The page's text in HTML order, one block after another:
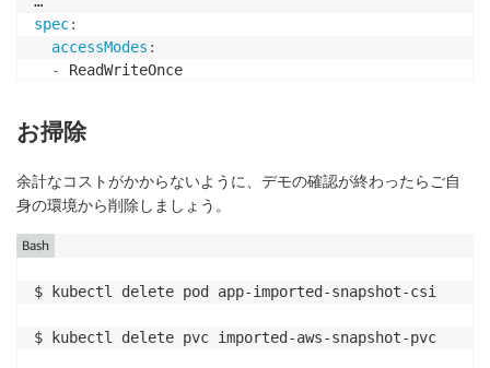
spec:
accessModes :
-
ReadWriteOnce
storage
claimRef
kind: PersistentVolumeClaim
name: imported- aws
…
driver : ebs.csi.aws.com
volumeAttributes
お掃除
余計なコストがかからないように、デモの確認が終わったらご自
身の環境から削除しましょう。
$ kubectl delete pod app-imported-snapshot-csi
$ kubectl delete pvc imported-aws-snapshot-pvc
Bash